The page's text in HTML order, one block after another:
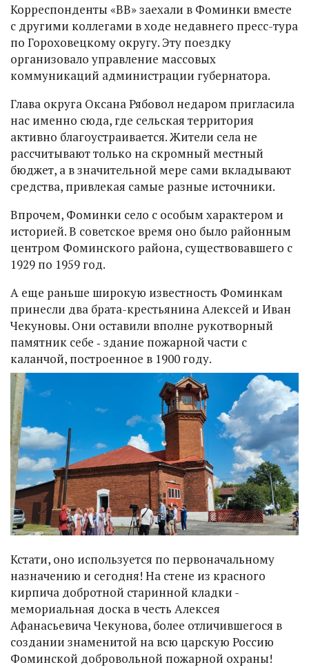
Корреспонденты «ВВ» заехали в Фоминки вместе
с другими коллегами в ходе недавнего пресс-тура
по Гороховецкому округу. Эту поездку
организовало управление массовых
коммуникаций администрации губернатора.
Глава округа Оксана Рябовол недаром пригласила
нас именно сюда, где сельская территория
активно благоустраивается. Жители села не
рассчитывают только на скромный местный
бюджет, а в значительной мере сами вкладывают
средства, привлекая самые разные источники.
Впрочем, Фоминки село с особым характером и
историей. В советское время оно было районным
центром Фоминского района, существовавшего с
1929 по 1959 год.
А еще раньше широкую известность Фоминкам
принесли два брата-крестьянина Алексей и Иван
Чекуновы. Они оставили вполне рукотворный
памятник себе ‑ здание пожарной части с
каланчой, построенное в 1900 году.
Кстати, оно используется по первоначальному
назначению и сегодня! На стене из красного
кирпича добротной старинной кладки -
мемориальная доска в честь Алексея
Афанасьевича Чекунова, более отличившегося в
создании знаменитой на всю царскую Россию
Фоминской добровольной пожарной охраны!